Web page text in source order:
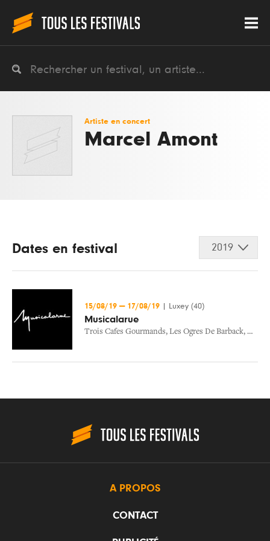
Artiste en concert
Marcel Amont
Dates en festival 2019
15/08/19 — 17/08/19 Luxey (40)
Musicalarue
Trois Cafes Gourmands, Les Ogres De Barback,
A PROPOS
CONTACT